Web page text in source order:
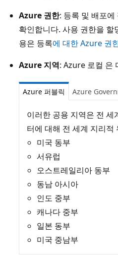
Azure 권한: 등록 및 배포에
확인합니다. 사용 권한을 할
용은 등록에 대한 Azure 권
Azure 지역: Azure 로컬 은
Azure 퍼블릭 Azure
이러한 공용 지역은 전
터에 대해 전 세계 지리적
미국 동부
서유럽
오스트레일리아 동부
동남 아시아
인도 중부
캐나다 중부
일본 동부
미국 중남부